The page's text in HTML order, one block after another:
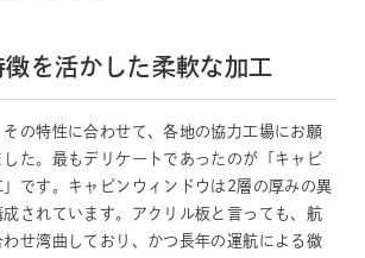
を活かした柔軟な加工
の特性に合わせて、各地の協力工場にお願
た。最もデリケートであったのが「キャビ
」です。キャビンウィンドウは2層の厚みの異
されています。アクリル板と言っても、航
せ湾曲しており、かつ長年の運航による微